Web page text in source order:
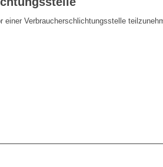
Verbraucherschlichtungsstelle